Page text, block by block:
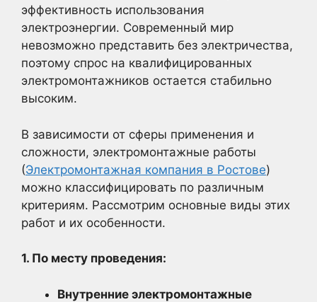
эффективность использования
электроэнергии. Современный мир
невозможно представить без электричества,
поэтому спрос на квалифицированных
электромонтажников остается стабильно
высоким.
В зависимости от сферы применения и
сложности, электромонтажные работы
(Электромонтажная компания в Ростове)
можно классифицировать по различным
критериям. Рассмотрим основные виды этих
работ и их особенности.
1. По месту проведения:
Внутренние электромонтажные